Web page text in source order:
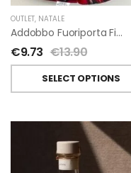
OUTLET, NATALE
Addobbo Fuoriporta Fiocco In Velluto Rosso O In Tartan
€9.73 €13.90
SELECT OPTIONS